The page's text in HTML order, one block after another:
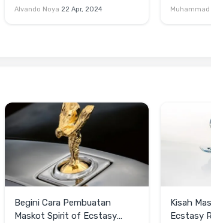
Mobil Parkir Saat Burnout
Alvando Noya 22 Apr, 2024
Lawan
Muhammad
Begini Cara Pembuatan
Maskot Spirit of Ecstasy
Kisah
Ecstasy